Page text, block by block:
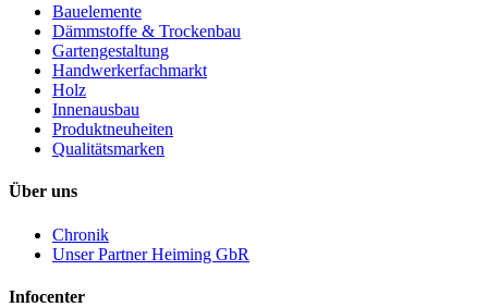
Bauelemente
Dämmstoffe & Trockenbau
Gartengestaltung
Handwerkerfachmarkt
Holz
Innenausbau
Produktneuheiten
Qualitätsmarken
Über uns
Chronik
Unser Partner Heiming GbR
Infocenter